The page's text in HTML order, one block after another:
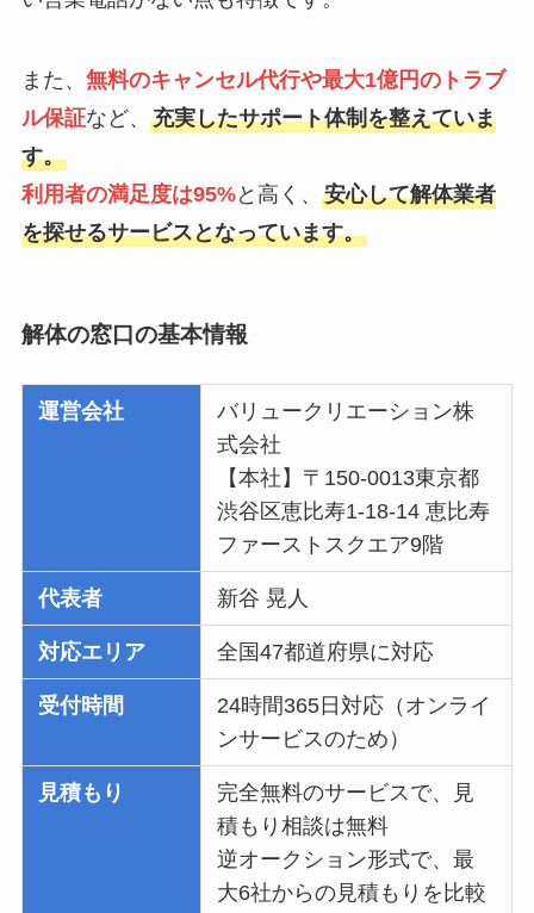
また、 無料のキャンセル代行や最大1億円のトラブ
ル保証など、 充実したサポート体制を整えていま
す。
利用者の満足度は95%と高く、 安心して解体業者
を探せるサービスとなっています。
解体の窓口の基本情報
運営会社
バリュークリエーション株
式会社
【本社】〒150-0013東京都
渋谷区恵比寿1-18-14 恵比寿
ファーストスクエア9階
代表者 新谷 晃人
対応エリア 全国47都道府県に対応
受付時間
24時間365日対応（オンライ
ンサービスのため）
見積もり
完全無料のサービスで、見
積もり相談は無料
逆オークション形式で、最
大6社からの見積もりを比較